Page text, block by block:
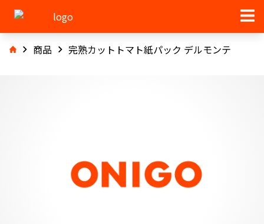
商品 完熟カットトマト紙パック デルモンテ